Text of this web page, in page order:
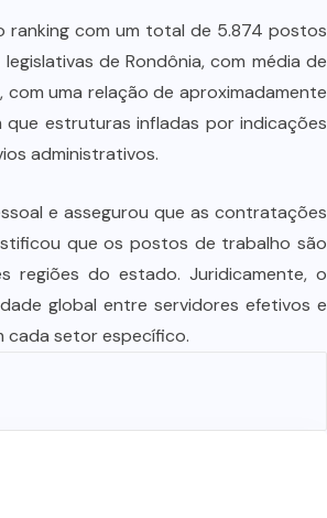
ranking com um total de 5.874 postos
de Rondônia, com média de
uma relação de aproximadamente
estruturas infladas por indicações
administrativos.
e assegurou que as contratações
que os postos de trabalho são
regiões do estado. Juridicamente, o
global entre servidores efetivos e
cada setor específico.
inspirada no agro